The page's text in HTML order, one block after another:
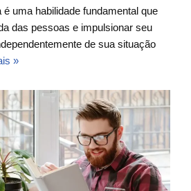
uma habilidade fundamental que
das pessoas e impulsionar seu
de sua situação
»